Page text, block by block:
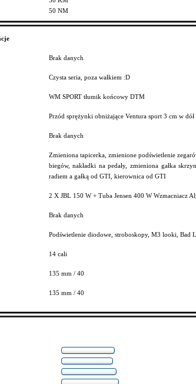
50 NM
Brak danych
Czysta seria, poza wałkiem :D
WM SPORT tłumik końcowy DTM
Przód sprężynki obniżające Ventura sport 3 cm w dół
Brak danych
Zmieniona tapicerka, zmienione podświetlenie
biegów, nakładki na pedały, zmieniona gałka
radiem a gałką od GTI, kierownica od GTI
2 X JBL 150 W + Tuba Jensen 400 W Wzmacniacz
Brak danych
Podświetlenie diodowe, stroboskopy, M3 looki, Bad
14 cali
135 mm / 40
135 mm / 40